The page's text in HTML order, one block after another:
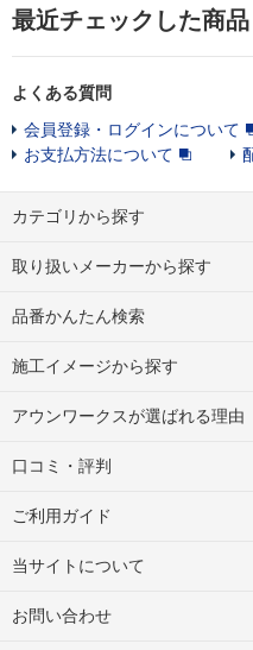
最近チェックした商品
よくある質問
会員登録・ログインについて
お支払方法について
カテゴリから探す
取り扱いメーカーから探す
品番かんたん検索
施工イメージから探す
アウンワークスが選ばれる理由
口コミ・評判
ご利用ガイド
当サイトについて
お問い合わせ